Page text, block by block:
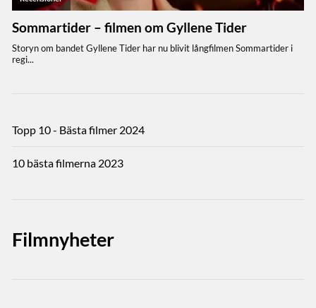
Topp 10 - Bästa filmer 2024
10 bästa filmerna 2023
Filmnyheter